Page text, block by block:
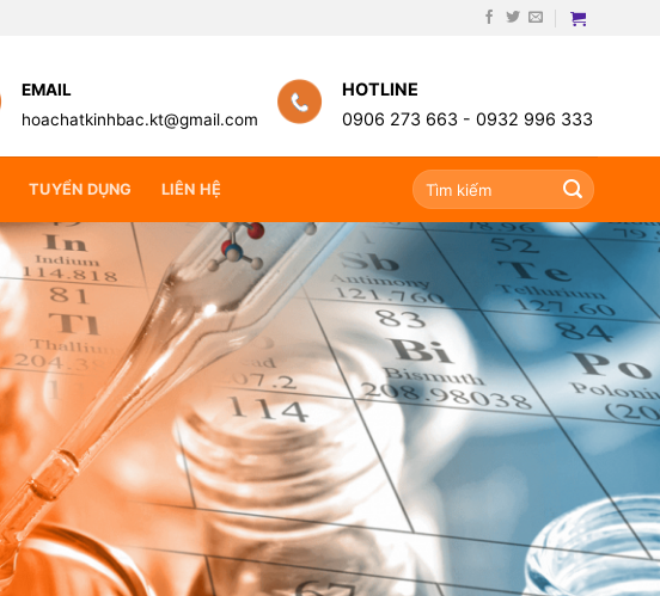
EMAIL
hoachatkinhbac.kt@gmail.com
HOTLINE
0906 273 663 -0932 996 333
TUYỂN DỤNG LIÊN HỆ
Search
for: